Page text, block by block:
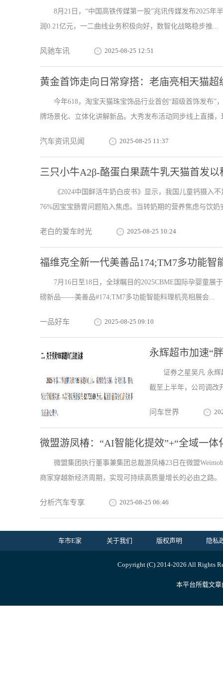
8月21日，“中国高铁传媒第一股”兆讯传媒发布2025年
润0.21亿元，一二曲线业务积极向好，数智化战略稳步推...
风驰车讯 2025-08-25 12:51
黄金首饰走向日常穿搭：老庙亮相天猫
今年618，淘宝天猫珠宝饰品行业首创“超级首饰发布
牌场景化、立体化讲解新品。大秀发布活动同步线上直播
汽车资讯见闻 2025-08-25 11:37
三只小牛A2β-酪蛋白果蔬牛乳天猫首发
《2024中国鲜活牛奶白皮书》显示，我国儿童钙摄入
76%因宝宝肠胃问题陷入焦虑。当转奶期的营养焦虑与饮奶
老白的爱车时光 2025-08-25 10:24
福维克全新一代美善品174;TM7多功能智
7月16日至18日，全球瞩目的2025CBME国际孕婴童
磅新品——美善品#174;TM7多功能智能料理机亮相展会...
一品好车 2025-08-25 09:10
永辉超市加速“
证券之星吴凡 永
截至上半年，公司调改
问车世界
微盟游凤椿：“AI智能化提效”+“全域一
微盟集团执行董事兼集团总裁游凤椿23日在微盟
商家穿越新经济周期，实现可持续高质量增长的必由之路。
分析汽车专享 2025-08-25 06:46
车市E家 关于我们 版权声明 隐私
Copyright (C) 2014-2026 All Rights
本平台所载文章